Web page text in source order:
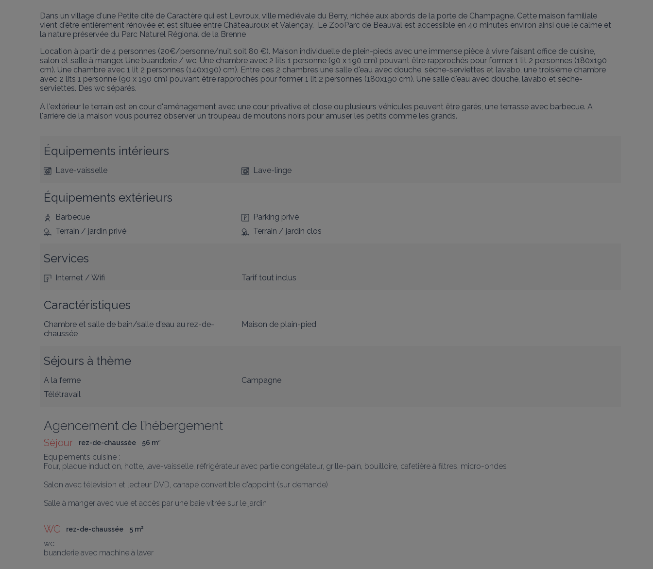
Dans un village d'une Petite cité de Caractère qui est Levroux, ville médiévale du Berry, nichée aux abords de la porte de Champagne. Cette maison familiale
vient d'être entièrement rénovée et est située entre Châteauroux et Valençay.  Le ZooParc de Beauval est accessible en 40 minutes environ ainsi que le calme et
la nature préservée du Parc Naturel Régional de la Brenne
Location à partir de 4 personnes (20€/personne/nuit soit 80 €). Maison individuelle de plein-pieds avec une immense pièce à vivre faisant office de cuisine,
salon et salle à manger. Une buanderie / wc. Une chambre avec 2 lits 1 personne (90 x 190 cm) pouvant être rapprochés pour former 1 lit 2 personnes (180x190
cm). Une chambre avec 1 lit 2 personnes (140x190) cm). Entre ces 2 chambres une salle d'eau avec douche, sèche-serviettes et lavabo, une troisième chambre
avec 2 lits 1 personne (90 x 190 cm) pouvant être rapprochés pour former 1 lit 2 personnes (180x190 cm). Une salle d'eau avec douche, lavabo et sèche-
serviettes. Des wc séparés.
A l'extérieur le terrain est en cour d'aménagement avec une cour privative et close ou plusieurs véhicules peuvent être garés, une terrasse avec barbecue. A
l'arrière de la maison vous pourrez observer un troupeau de moutons noirs pour amuser les petits comme les grands.
Équipements intérieurs
Lave-vaisselle Lave-linge
Équipements extérieurs
Barbecue
Parking privé
Terrain / jardin privé
Terrain / jardin clos
Services
Internet / Wifi Tarif tout inclus
Caractéristiques
Chambre et salle de bain/salle d'eau au rez-de-
chaussée
Maison de plain-pied
Séjours à thème
A la ferme
Campagne
Télétravail
Agencement de l’hébergement
Séjour rez-de-chaussée 56 m²
Equipements cuisine :
Four, plaque induction, hotte, lave-vaisselle, réfrigérateur avec partie congélateur, grille-pain, bouilloire, cafetière à filtres, micro-ondes
Salon avec télévision et lecteur DVD, canapé convertible d'appoint (sur demande)
Salle à manger avec vue et accès par une baie vitrée sur le jardin
WC rez-de-chaussée 5 m²
wc
buanderie avec machine à laver